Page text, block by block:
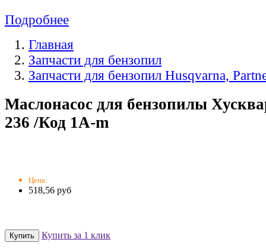
Подробнее
Главная
Запчасти для бензопил
Запчасти для бензопил Husqvarna,
Маслонасос для бензопилы
236 /Код 1A-m
Цена:
518,56 руб
Купить за 1 клик